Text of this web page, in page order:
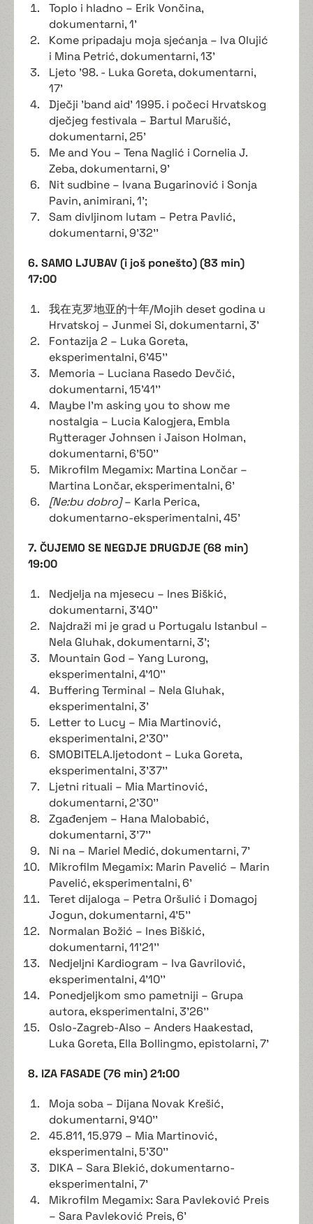
Toplo i hladno – Erik Vončina,
dokumentarni, 1'
Kome pripadaju moja sjećanja – Iva Olujić
i Mina Petrić, dokumentarni, 13'
Ljeto '98. - Luka Goreta, dokumentarni,
17'
Dječji 'band aid' 1995. i počeci Hrvatskog
dječjeg festivala – Bartul Marušić,
dokumentarni, 25'
Me and You – Tena Naglić i Cornelia J.
Zeba, dokumentarni, 9'
Nit sudbine – Ivana Bugarinović i Sonja
Pavin, animirani, 1';
Sam divljinom lutam – Petra Pavlić,
dokumentarni, 9'32''
6. SAMO LJUBAV (i još ponešto) (83 min)
17:00
我在克罗地亚的十年/Mojih deset godina u
Hrvatskoj – Junmei Si, dokumentarni, 3'
Fontazija 2 – Luka Goreta,
eksperimentalni, 6'45''
Memoria – Luciana Rasedo Devčić,
dokumentarni, 15'41''
Maybe I'm asking you to show me
nostalgia – Lucia Kalogjera, Embla
Rytterager Johnsen i Jaison Holman,
dokumentarni, 6'50''
Mikrofilm Megamix: Martina Lončar –
Martina Lončar, eksperimentalni, 6'
[Ne:bu dobro]– Karla Perica,
dokumentarno-eksperimentalni, 45'
7. ČUJEMO SE NEGDJE DRUGDJE (68 min)
19:00
Nedjelja na mjesecu – Ines Biškić,
dokumentarni, 3'40''
Najdraži mi je grad u Portugalu Istanbul –
Nela Gluhak, dokumentarni, 3';
Mountain God – Yang Lurong,
eksperimentalni, 4'10''
Buffering Terminal – Nela Gluhak,
eksperimentalni, 3'
Letter to Lucy – Mia Martinović,
eksperimentalni, 2'30''
SMOBITELA.ljetodont – Luka Goreta,
eksperimentalni, 3'37''
Ljetni rituali – Mia Martinović,
dokumentarni, 2'30''
Zgađenjem – Hana Malobabić,
dokumentarni, 3'7''
Ni na – Mariel Medić, dokumentarni, 7'
Mikrofilm Megamix: Marin Pavelić – Marin
Pavelić, eksperimentalni, 6'
Teret dijaloga – Petra Oršulić i Domagoj
Jogun, dokumentarni, 4'5''
Normalan Božić – Ines Biškić,
dokumentarni, 11'21''
Nedjeljni Kardiogram – Iva Gavrilović,
eksperimentalni, 4'10''
Ponedjeljkom smo pametniji – Grupa
autora, eksperimentalni, 3'26''
Oslo-Zagreb-Also – Anders Haakestad,
Luka Goreta, Ella Bollingmo, epistolarni, 7'
8. IZA FASADE (76 min) 21:00
Moja soba – Dijana Novak Krešić,
dokumentarni, 9'40''
45.811, 15.979 – Mia Martinović,
eksperimentalni, 5'30''
DIKA – Sara Blekić, dokumentarno-
eksperimentalni, 7'
Mikrofilm Megamix: Sara Pavleković Preis
– Sara Pavleković Preis, 6'